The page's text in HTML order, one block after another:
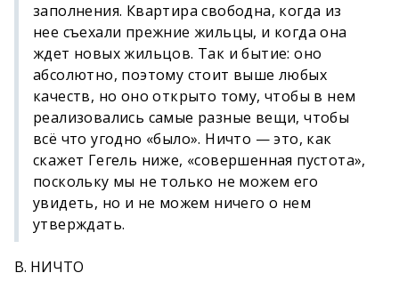
заполнения. Квартира свободна, когда из
нее съехали прежние жильцы, и когда она
ждет новых жильцов. Так и бытие: оно
абсолютно, поэтому стоит выше любых
качеств, но оно открыто тому, чтобы в нем
реализовались самые разные вещи, чтобы
всё что угодно «было». Ничто — это, как
скажет Гегель ниже, «совершенная пустота»,
поскольку мы не только не можем его
увидеть, но и не можем ничего о нем
утверждать.
В. НИЧТО